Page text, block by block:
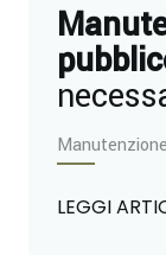
LEGGI